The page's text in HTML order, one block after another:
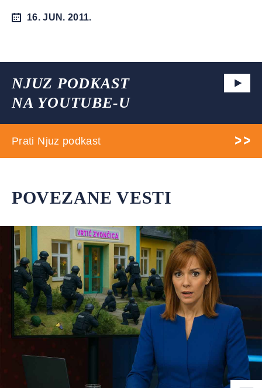
16. JUN. 2011.
NJUZ PODKAST
NA YOUTUBE-U
Prati Njuz podkast
POVEZANE VESTI